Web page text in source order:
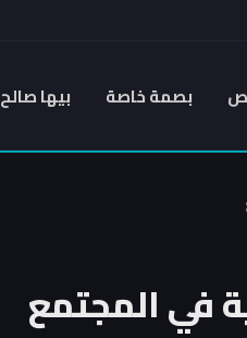
بصمة خاصة بيها صالح
في المجتمع